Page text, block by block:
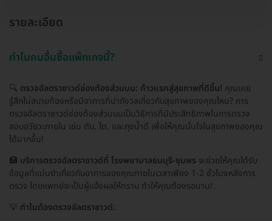
รายละเอียด
ทำไมคนอื่นซื้อแพ็กเกจนี้?
🔍 ตรวจอัลตราซาวด์ช่องท้องส่วนบน: ก้าวแรกสู่สุขภาพที่ดีขึ้น! คุณเคย
รู้สึกไม่สบายท้องหรือมีอาการที่น่ากังวลเกี่ยวกับสุขภาพของคุณไหม? การ
ตรวจอัลตราซาวด์ช่องท้องส่วนบนเป็นวิธีการที่มีประสิทธิภาพในการตรวจ
สอบอวัยวะภายใน เช่น ตับ, ไต, และถุงน้ำดี เพื่อให้คุณมั่นใจในสุขภาพของคุณ
ได้มากขึ้น!
🏥 บริการตรวจอัลตราซาวด์ที่ โรงพยาบาลธนบุรี-ชุมพร จะช่วยให้คุณได้รับ
ข้อมูลที่แม่นยำเกี่ยวกับอาการของคุณภายในเวลาเพียง 1-2 ชั่วโมงหลังการ
ตรวจ โดยแพทย์จะเป็นผู้แจ้งผลให้ทราบ ทำให้คุณต้องรอนาน!
💡 ทำไมต้องตรวจอัลตราซาวด์: